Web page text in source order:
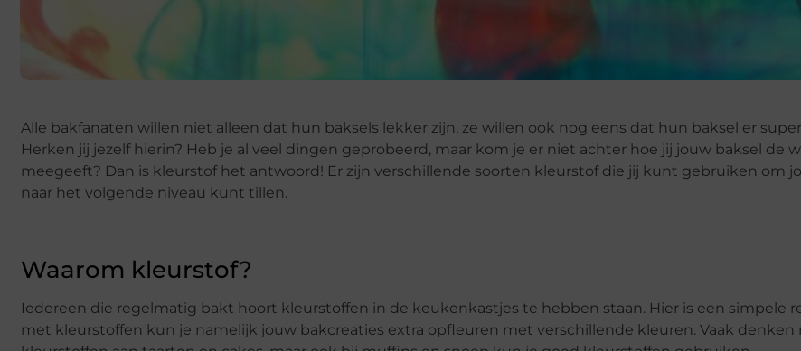
Alle bakfanaten willen niet alleen dat hun baksels lekker zijn, ze willen ook nog eens dat hun baksel er
Herken jij jezelf hierin? Heb je al veel dingen geprobeerd, maar kom je er niet achter hoe jij jouw baksel de
meegeeft? Dan is kleurstof het antwoord! Er zijn verschillende soorten kleurstof die jij kunt gebruiken om
naar het volgende niveau kunt tillen.
Waarom kleurstof?
Iedereen die regelmatig bakt hoort kleurstoffen in de keukenkastjes te hebben staan. Hier is een simpele
met kleurstoffen kun je namelijk jouw bakcreaties extra opfleuren met verschillende kleuren. Vaak denken